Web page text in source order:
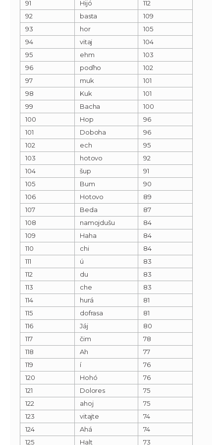
91 Hijó
112
92
basta
109
93
hor
105
94
vitaj
104
95
ehm
103
96
poďho
102
97
muk
101
98
Kuk
101
99
Bacha
100
100
Hop
96
101
Doboha
96
102
ech
95
103
hotovo
92
104
šup
91
105
Bum
90
106
Hotovo
89
107
Beda
87
108
namojdušu
84
109
Haha
84
110
chi
84
111
ú
83
112
du
83
113
che
83
114
hurá
81
115
dofrasa
81
116
Jáj
80
117
čim
78
118
Ah
77
119
í
76
120
Hohó
76
121
Dolores
75
122
ahoj
75
123
vitajte
74
124
Ahá
74
125
Halt
73